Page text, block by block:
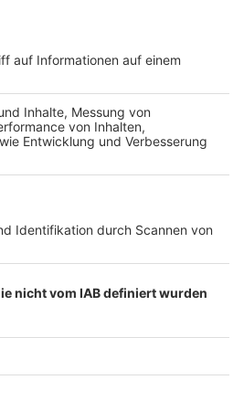
Datenschutz Impressum